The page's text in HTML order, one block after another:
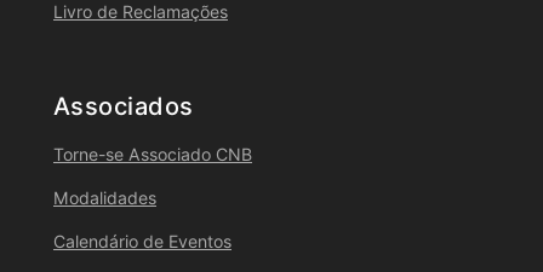
Livro de Reclamações
Associados
Torne-se Associado CNB
Modalidades
Calendário de Eventos